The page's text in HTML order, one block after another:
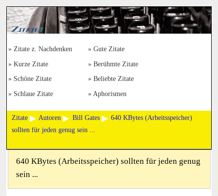
Zitate z. Nachdenken Gute Zitate
Kurze Zitate Berühmte Zitate
Schöne Zitate Beliebte Zitate
Schlaue Zitate Aphorismen
Zitate Autoren Bill Gates
640 KBytes (Arbeitsspeicher)
sollten für jeden genug sein ...
640 KBytes (Arbeitsspeicher) sollten für jeden genug
sein ...